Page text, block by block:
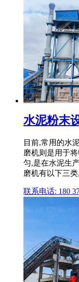
水泥粉末
目前,常用的水
磨机则是用于
匀,是在水泥生
磨机有以下三
联系电话: 180